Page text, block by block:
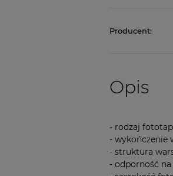
Producent:
Opis
- rodzaj
-
- struktura
- odporność